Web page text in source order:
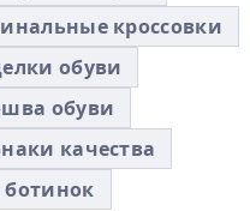
кроссовки
обуви
обуви
качества